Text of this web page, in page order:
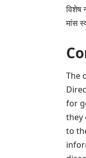
विशेष
मांस
The
for
they
to